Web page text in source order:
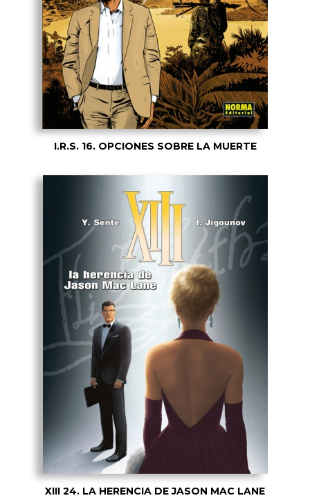
I.R.S. 16. OPCIONES SOBRE LA MUERTE
XIII 24. LA HERENCIA DE JASON MAC LANE